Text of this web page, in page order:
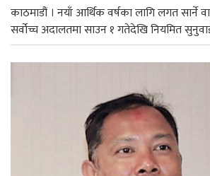
काठमाडौं । नयाँ आर्थिक वर्षका लागि लगत सार्ने
सर्वोच्च अदालतमा साउन १ गतेदेखि नियमित